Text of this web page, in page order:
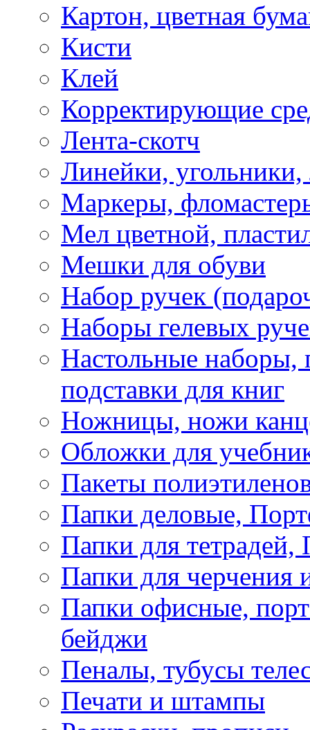
Картон, цветная
Кисти
Клей
Корректирующие
Лента-скотч
Линейки, угольники,
Маркеры,
Мел цветной,
Мешки для обуви
Набор ручек
Наборы гелевых
Настольные наборы,
подставки для книг
Ножницы, ножи
Обложки для
Пакеты
Папки деловые,
Папки для тетрадей,
Папки для черчения
Папки офисные,
бейджи
Пеналы, тубусы
Печати и штампы